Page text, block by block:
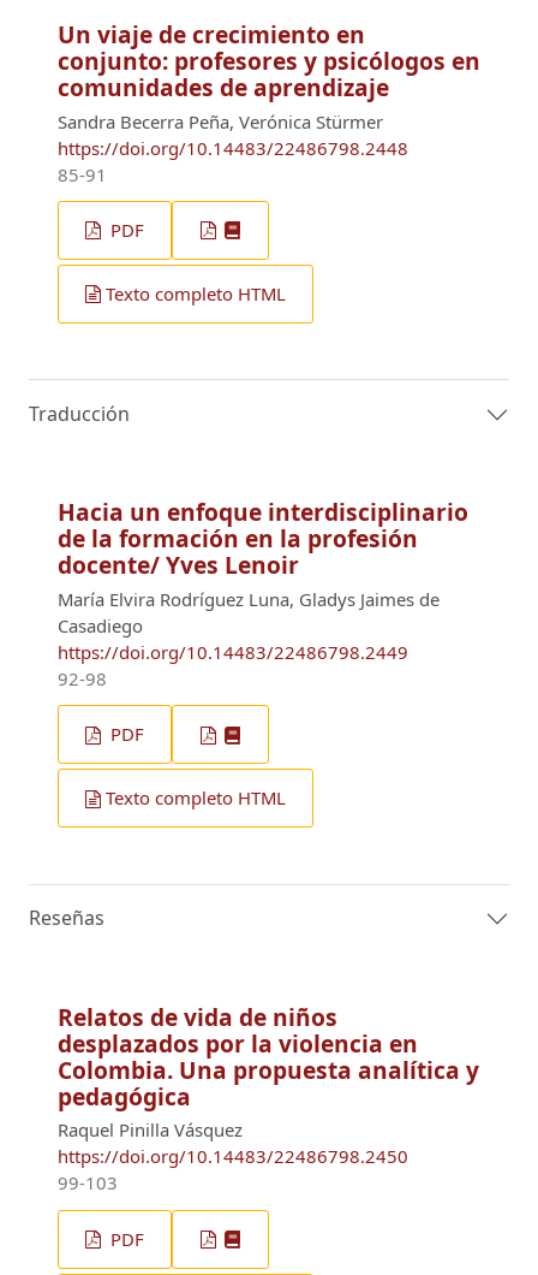
Un viaje de crecimiento en
conjunto: profesores y psicólogos en
comunidades de aprendizaje
Sandra Becerra Peña, Verónica Stürmer
https://doi.org/10.14483/22486798.2448
85-91
PDF
Texto completo HTML
Traducción
Hacia un enfoque interdisciplinario
de la formación en la profesión
docente/ Yves Lenoir
María Elvira Rodríguez Luna, Gladys Jaimes de
Casadiego
https://doi.org/10.14483/22486798.2449
92-98
PDF
Texto completo HTML
Reseñas
Relatos de vida de niños
desplazados por la violencia en
Colombia. Una propuesta analítica y
pedagógica
Raquel Pinilla Vásquez
https://doi.org/10.14483/22486798.2450
99-103
PDF